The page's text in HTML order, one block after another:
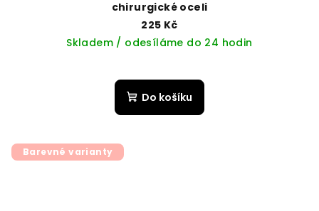
chirurgické oceli
225 Kč
Skladem / odesíláme do 24 hodin
Do košíku
Barevné varianty